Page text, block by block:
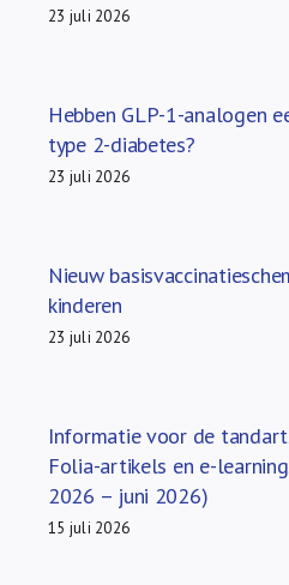
23 juli 2026
Hebben GLP-1-analogen
type 2-diabetes?
23 juli 2026
Nieuw
kinderen
23 juli 2026
Informatie voor de
Folia-artikels en e-
2026 – juni 2026)
15 juli 2026